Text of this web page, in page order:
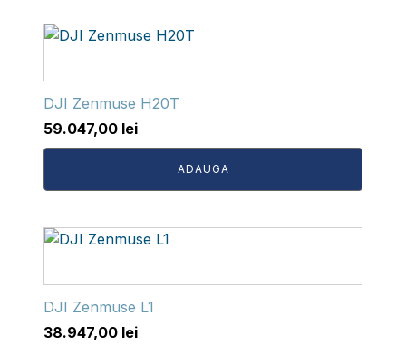
DJI Zenmuse H20T
59.047,00 lei
ADAUGA
DJI Zenmuse L1
38.947,00 lei